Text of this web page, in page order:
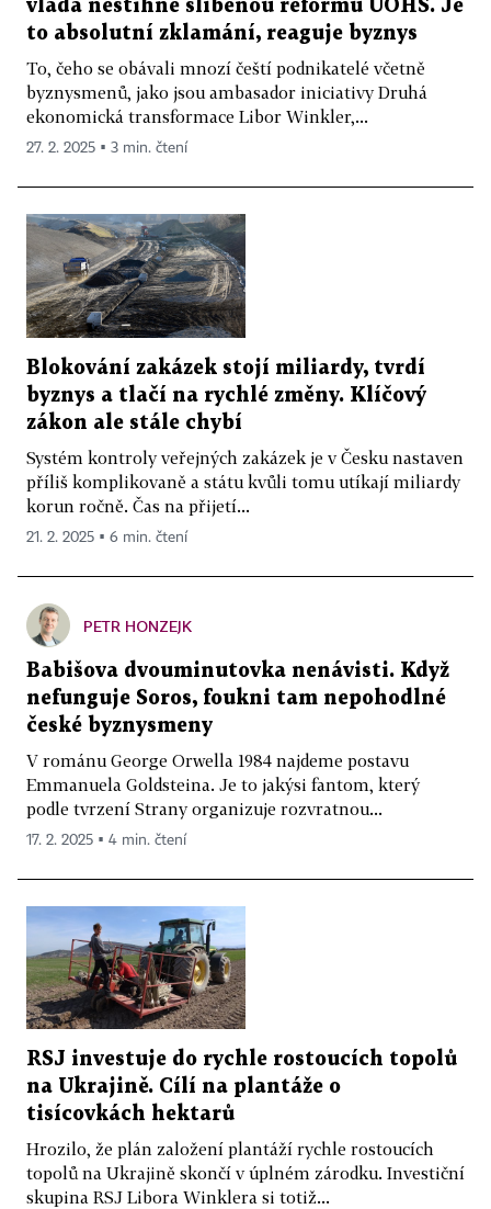
vláda nestihne slíbenou reformu ÚOHS. Je
to absolutní zklamání, reaguje byznys
To, čeho se obávali mnozí čeští podnikatelé včetně
byznysmenů, jako jsou ambasador iniciativy Druhá
ekonomická transformace Libor Winkler,...
27. 2. 2025 ▪ 3 min. čtení
Blokování zakázek stojí miliardy, tvrdí
byznys a tlačí na rychlé změny. Klíčový
zákon ale stále chybí
Systém kontroly veřejných zakázek je v Česku nastaven
příliš komplikovaně a státu kvůli tomu utíkají miliardy
korun ročně. Čas na přijetí...
21. 2. 2025 ▪ 6 min. čtení
PETR HONZEJK
Babišova dvouminutovka nenávisti. Když
nefunguje Soros, foukni tam nepohodlné
české byznysmeny
V románu George Orwella 1984 najdeme postavu
Emmanuela Goldsteina. Je to jakýsi fantom, který
podle tvrzení Strany organizuje rozvratnou...
17. 2. 2025 ▪ 4 min. čtení
RSJ investuje do rychle rostoucích topolů
na Ukrajině. Cílí na plantáže o
tisícovkách hektarů
Hrozilo, že plán založení plantáží rychle rostoucích
topolů na Ukrajině skončí v úplném zárodku. Investiční
skupina RSJ Libora Winklera si totiž...